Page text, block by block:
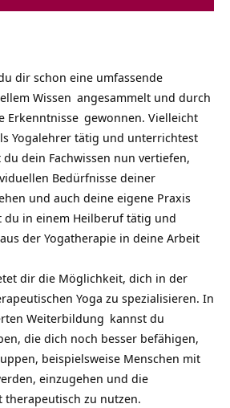
dir schon eine umfassende
Wissen angesammelt und durch
Erkenntnisse gewonnen. Vielleicht
Yogalehrer tätig und unterrichtest
dein Fachwissen nun vertiefen,
Bedürfnisse deiner
und auch deine eigene Praxis
du in einem Heilberuf tätig und
der Yogatherapie in deine Arbeit
dir die Möglichkeit, dich in der
Yoga zu spezialisieren. In
Weiterbildung kannst du
die dich noch besser befähigen,
beispielsweise Menschen mit
einzugehen und die
therapeutisch zu nutzen.